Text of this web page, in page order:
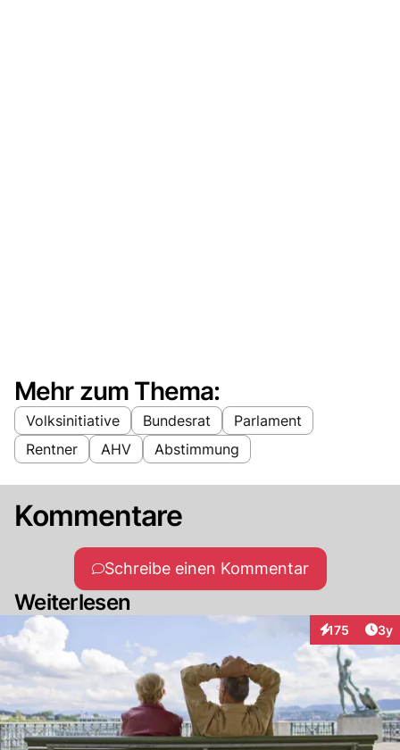
Mehr zum Thema:
Volksinitiative Bundesrat
Parlament
Rentner
AHV Abstimmung
Kommentare
Schreibe einen Kommentar
Weiterlesen
175
Interaktionen
3y